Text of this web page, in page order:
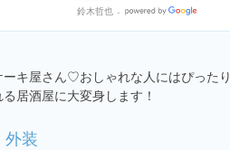
鈴木哲也
Places
キ屋さん♡おしゃれな人にはぴったり
居酒屋に大変身します！
外装